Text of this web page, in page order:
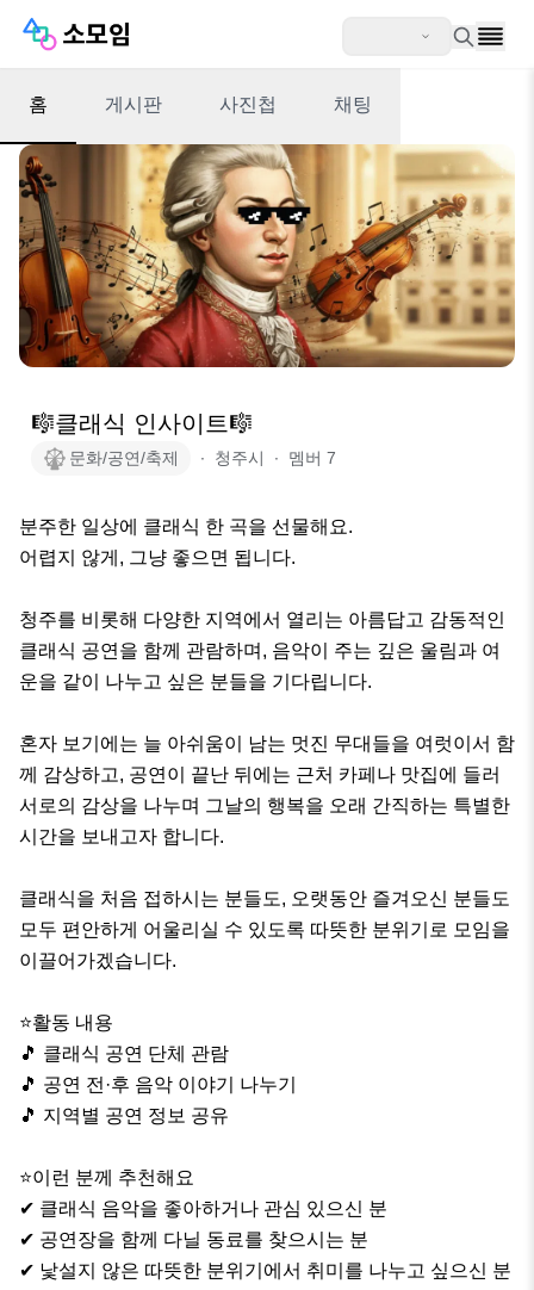
홈 게시판 사진첩 채팅
🎼클래식 인사이트🎼
문화/공연/축제 ∙ 청주시 ∙ 멤버 7
분주한 일상에 클래식 한 곡을 선물해요.
어렵지 않게, 그냥 좋으면 됩니다.
청주를 비롯해 다양한 지역에서 열리는 아름답고 감동적인
클래식 공연을 함께 관람하며, 음악이 주는 깊은 울림과 여
운을 같이 나누고 싶은 분들을 기다립니다.
혼자 보기에는 늘 아쉬움이 남는 멋진 무대들을 여럿이서 함
께 감상하고, 공연이 끝난 뒤에는 근처 카페나 맛집에 들러
서로의 감상을 나누며 그날의 행복을 오래 간직하는 특별한
시간을 보내고자 합니다.
클래식을 처음 접하시는 분들도, 오랫동안 즐겨오신 분들도
모두 편안하게 어울리실 수 있도록 따뜻한 분위기로 모임을
이끌어가겠습니다.
⭐️활동 내용
🎵 클래식 공연 단체 관람
🎵 공연 전·후 음악 이야기 나누기
🎵 지역별 공연 정보 공유
⭐️이런 분께 추천해요
✔ 클래식 음악을 좋아하거나 관심 있으신 분
✔ 공연장을 함께 다닐 동료를 찾으시는 분
✔ 낯설지 않은 따뜻한 분위기에서 취미를 나누고 싶으신 분